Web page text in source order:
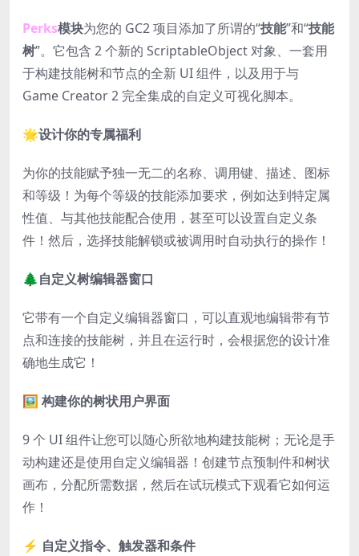
Perks模块为您的 GC2 项目添加了所谓的“技能”和“技能
树”。它包含 2 个新的 ScriptableObject 对象、一套用
于构建技能树和节点的全新 UI 组件，以及用于与
Game Creator 2 完全集成的自定义可视化脚本。
🌟设计你的专属福利
为你的技能赋予独一无二的名称、调用键、描述、图标
和等级！为每个等级的技能添加要求，例如达到特定属
性值、与其他技能配合使用，甚至可以设置自定义条
件！然后，选择技能解锁或被调用时自动执行的操作！
🌲自定义树编辑器窗口
它带有一个自定义编辑器窗口，可以直观地编辑带有节
点和连接的技能树，并且在运行时，会根据您的设计准
确地生成它！
🖼️ 构建你的树状用户界面
9 个 UI 组件让您可以随心所欲地构建技能树；无论是手
动构建还是使用自定义编辑器！创建节点预制件和树状
画布，分配所需数据，然后在试玩模式下观看它如何运
作！
⚡ 自定义指令、触发器和条件